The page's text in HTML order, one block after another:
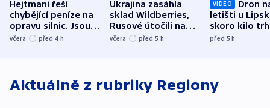
Hejtmani řeší
chybějící peníze na
opravu silnic. Jsou
nenárokové, namítá
včera před 4 h
Ukrajina zasáhla
sklad Wildberries,
Rusové útočili na
trh, hasiče či
včera před 5 h
VIDEO
Dron
letišti u
skoro kilo
indicie
před 5h
Aktuálně z rubriky Regiony